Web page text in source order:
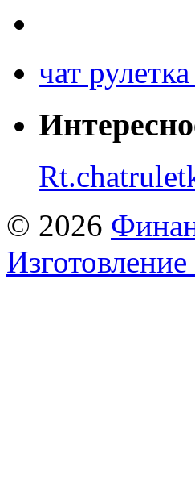
чат
© 2026